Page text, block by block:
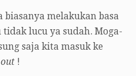
biasanya melakukan basa
tidak lucu ya sudah. Moga-
saja kita masuk ke
!